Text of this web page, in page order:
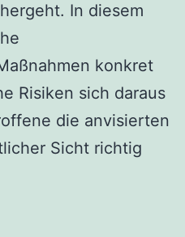
In diesem
konkret
Risiken sich daraus
die anvisierten
Sicht richtig